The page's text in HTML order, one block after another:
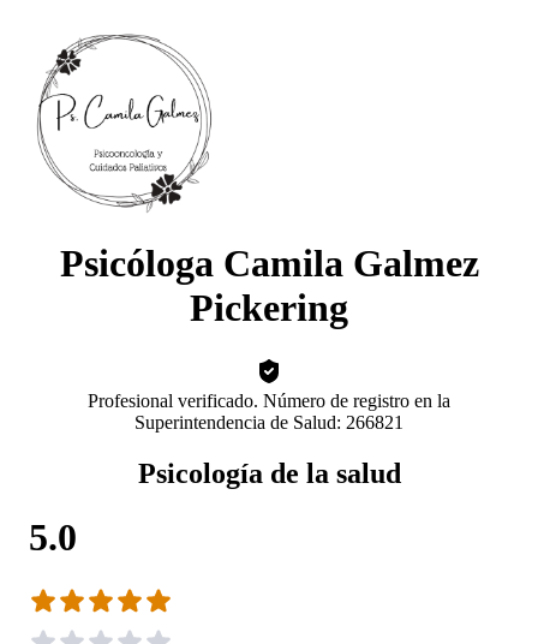
Psicóloga Camila Galmez
Pickering
Profesional verificado. Número de registro en la
Superintendencia de Salud: 266821
Psicología de la salud
5.0